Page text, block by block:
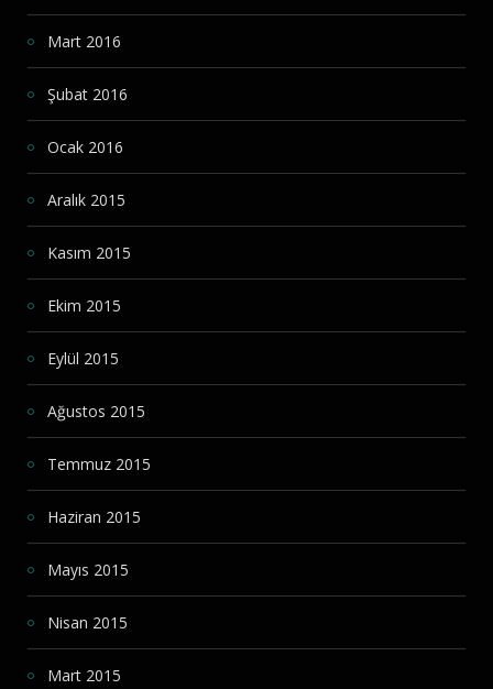
Mart 2016
Şubat 2016
Ocak 2016
Aralık 2015
Kasım 2015
Ekim 2015
Eylül 2015
Ağustos 2015
Temmuz 2015
Haziran 2015
Mayıs 2015
Nisan 2015
Mart 2015